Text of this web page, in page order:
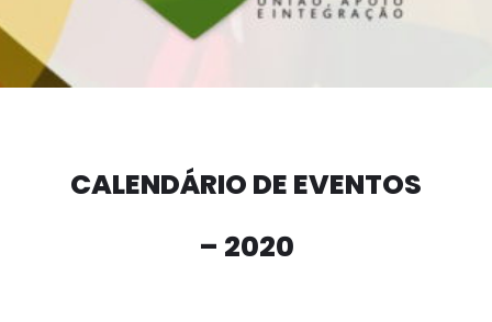
CALENDÁRIO DE EVENTOS
– 2020